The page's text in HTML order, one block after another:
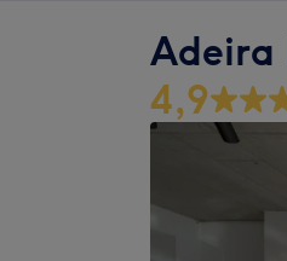
Adeira
4,9